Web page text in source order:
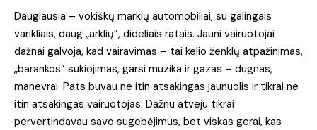
Daugiausia – vokiškų markių automobiliai, su galingais
varikliais, daug „arklių”, dideliais ratais. Jauni vairuotojai
dažnai galvoja, kad vairavimas – tai kelio ženklų atpažinimas,
„barankos” sukiojimas, garsi muzika ir gazas – dugnas,
manevrai. Pats buvau ne itin atsakingas jaunuolis ir tikrai ne
itin atsakingas vairuotojas. Dažnu atveju tikrai
pervertindavau savo sugebėjimus, bet viskas gerai, kas